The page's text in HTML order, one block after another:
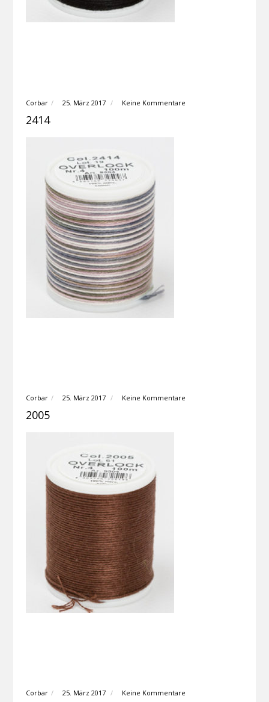
Corbar 25. März 2017 Keine Kommentare
2414
Corbar 25. März 2017 Keine Kommentare
2005
Corbar 25. März 2017 Keine Kommentare